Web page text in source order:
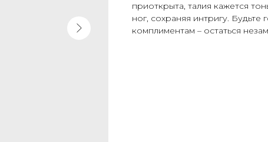
приоткрыта, талия кажется
ног, сохраняя интригу.
комплиментам – остаться